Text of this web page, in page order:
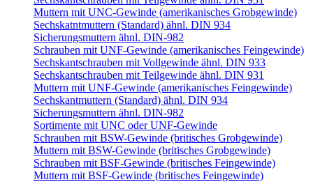
Muttern mit UNC-Gewinde (amerikanisches Grobgewinde)
Sechskatntmuttern (Standard) ähnl. DIN 934
Sicherungsmuttern ähnl. DIN-982
Schrauben mit UNF-Gewinde (amerikanisches Feingewinde)
Sechskantschrauben mit Vollgewinde ähnl. DIN 933
Sechskantschrauben mit Teilgewinde ähnl. DIN 931
Muttern mit UNF-Gewinde (amerikanisches Feingewinde)
Sechskantmuttern (Standard) ähnl. DIN 934
Sicherungsmuttern ähnl. DIN-982
Sortimente mit UNC oder UNF-Gewinde
Schrauben mit BSW-Gewinde (britisches Grobgewinde)
Muttern mit BSW-Gewinde (britisches Grobgewinde)
Schrauben mit BSF-Gewinde (britisches Feingewinde)
Muttern mit BSF-Gewinde (britisches Feingewinde)